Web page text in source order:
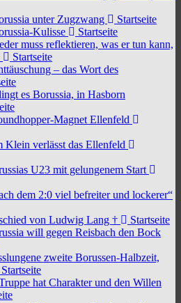
unter Zugzwang
Startseite
Kulisse
Startseite
muss reflektieren, was er tun kann,
Startseite
– das Wort des
es Borussia, in Hasborn
Magnet Ellenfeld
Klein verlässt das Ellenfeld
U23 mit gelungenem Start
dem 2:0 viel befreiter und lockerer“
von Ludwig Lang †
Startseite
will gegen Reisbach den Bock
zweite Borussen-Halbzeit,
Startseite
hat Charakter und den Willen